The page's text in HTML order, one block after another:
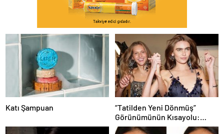
Katı Şampuan
“Tatilden Yeni Dönmüş”
Görünümünün Kısayolu:
Bronzlaştırıcı Damlalar